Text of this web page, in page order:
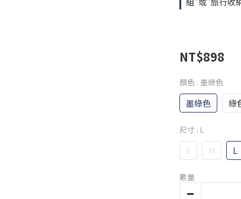
NT$898
顏色 : 墨綠色
墨綠色 綠
尺寸 : L
S M L
數量